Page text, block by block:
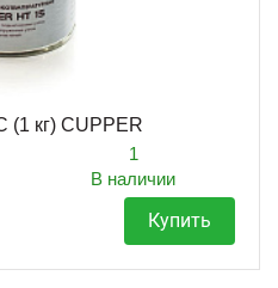
(1 кг) CUPPER
1
В наличии
Купить